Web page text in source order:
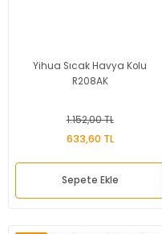
Yihua Sıcak Havya Kolu
R208AK
1.152,00 TL
633,60 TL
Sepete Ekle